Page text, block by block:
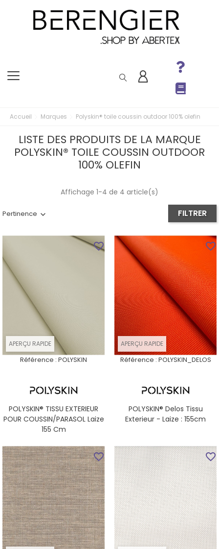
Accueil Marques Polyskin® toile coussin outdoor 100% olefin
LISTE DES PRODUITS DE LA MARQUE
POLYSKIN® TOILE COUSSIN OUTDOOR
100% OLEFIN
Pertinence FILTRER
Affichage 1-4 de 4 article(s)
APERÇU RAPIDE
Référence : POLYSKIN
POLYSKIN® TISSU EXTERIEUR
POUR COUSSIN/PARASOL Laize
155 Cm
favorite_border
APERÇU RAPIDE
Référence : POLYSKIN_DELOS
POLYSKIN® Delos Tissu
Exterieur - Laize : 155cm
favorite_border
favorite_border favorite_border